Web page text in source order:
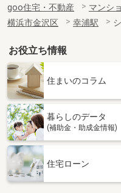
goo住宅・不動産 マンシ
横浜市金沢区
幸浦駅
お役立ち情報
住まいのコラム
暮らしのデータ
(補助金・助成金情報)
住宅ローン